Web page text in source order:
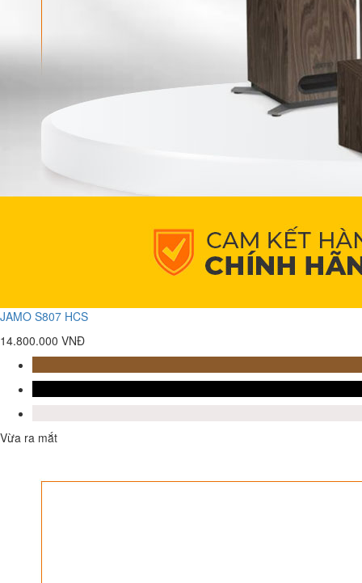
JAMO S807 HCS
14.800.000 VNĐ
Vừa ra mắt